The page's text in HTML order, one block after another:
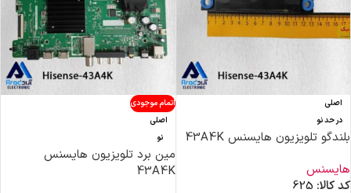
اصلی
در حد نو
بلندگو تلویزیون هایسنس 43A4K
هایسنس
کد کالا: 625
اتمام موجودی
اصلی
نو
مین برد تلویزیون هایسنس
43A4K